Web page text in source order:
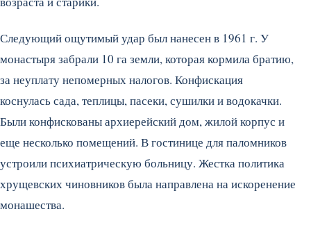
Следующий ощутимый удар был нанесен в 1961 г. У
монастыря забрали 10 га земли, которая кормила братию,
за неуплату непомерных налогов. Конфискация
коснулась сада, теплицы, пасеки, сушилки и водокачки.
Были конфискованы архиерейский дом, жилой корпус и
еще несколько помещений. В гостинице для паломников
устроили психиатрическую больницу. Жестка политика
хрущевских чиновников была направлена на искоренение
монашества.